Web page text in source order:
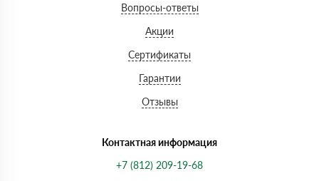
Вопросы-ответы
Акции
Сертификаты
Гарантии
Отзывы
Контактная информация
+7 (812) 209-19-68